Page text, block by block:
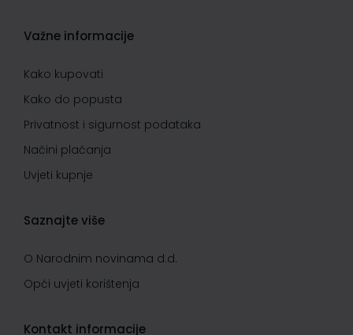
Važne informacije
Kako kupovati
Kako do popusta
Privatnost i sigurnost podataka
Načini plaćanja
Uvjeti kupnje
Saznajte više
O Narodnim novinama d.d.
Opći uvjeti korištenja
Kontakt informacije